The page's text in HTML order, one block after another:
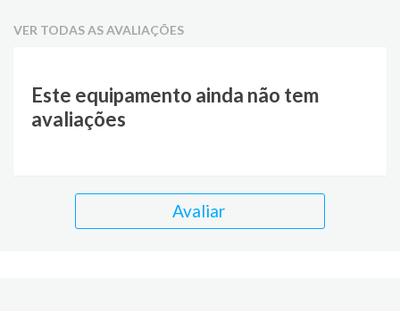
VER TODAS AS AVALIAÇÕES
Este equipamento ainda não tem
avaliações
Avaliar